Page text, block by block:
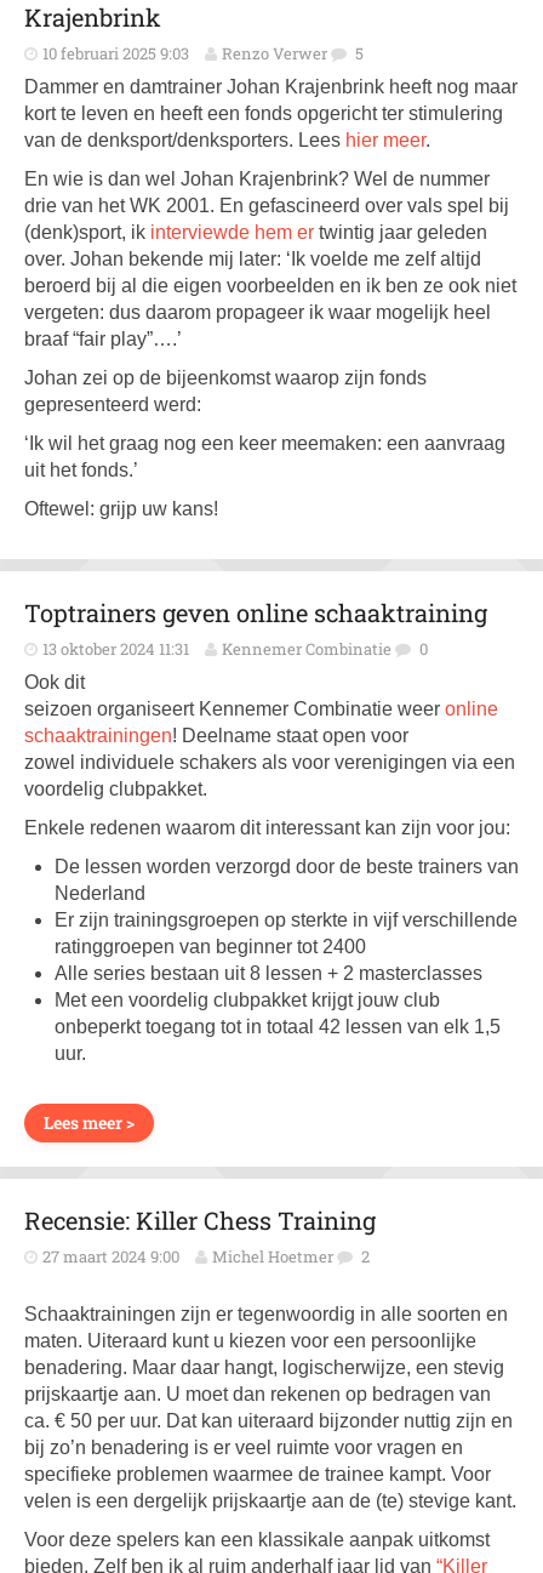
Krajenbrink
10 februari 2025 9:03 Renzo Verwer 5
Dammer en damtrainer Johan Krajenbrink heeft nog maar
kort te leven en heeft een fonds opgericht ter stimulering
van de denksport/denksporters. Lees hier meer.
En wie is dan wel Johan Krajenbrink? Wel de nummer
drie van het WK 2001. En gefascineerd over vals spel bij
(denk)sport, ik interviewde hem er twintig jaar geleden
over. Johan bekende mij later: ‘Ik voelde me zelf altijd
beroerd bij al die eigen voorbeelden en ik ben ze ook niet
vergeten: dus daarom propageer ik waar mogelijk heel
braaf “fair play”….’
Johan zei op de bijeenkomst waarop zijn fonds
gepresenteerd werd:
‘Ik wil het graag nog een keer meemaken: een aanvraag
uit het fonds.’
Oftewel: grijp uw kans!
Toptrainers geven online schaaktraining
13 oktober 2024 11:31 Kennemer Combinatie 0
Ook dit
seizoen organiseert Kennemer Combinatie weer online
schaaktrainingen! Deelname staat open voor
zowel individuele schakers als voor verenigingen via een
voordelig clubpakket.
Enkele redenen waarom dit interessant kan zijn voor jou:
De lessen worden verzorgd door de beste trainers van
Nederland
Er zijn trainingsgroepen op sterkte in vijf verschillende
ratinggroepen van beginner tot 2400
Alle series bestaan uit 8 lessen + 2 masterclasses
Met een voordelig clubpakket krijgt jouw club
onbeperkt toegang tot in totaal 42 lessen van elk 1,5
uur.
Lees meer >
Recensie: Killer Chess Training
27 maart 2024 9:00 Michel Hoetmer 2
Schaaktrainingen zijn er tegenwoordig in alle soorten en
maten. Uiteraard kunt u kiezen voor een persoonlijke
benadering. Maar daar hangt, logischerwijze, een stevig
prijskaartje aan. U moet dan rekenen op bedragen van
ca. € 50 per uur. Dat kan uiteraard bijzonder nuttig zijn en
bij zo’n benadering is er veel ruimte voor vragen en
specifieke problemen waarmee de trainee kampt. Voor
velen is een dergelijk prijskaartje aan de (te) stevige kant.
Voor deze spelers kan een klassikale aanpak uitkomst
bieden. Zelf ben ik al ruim anderhalf jaar lid van “Killer